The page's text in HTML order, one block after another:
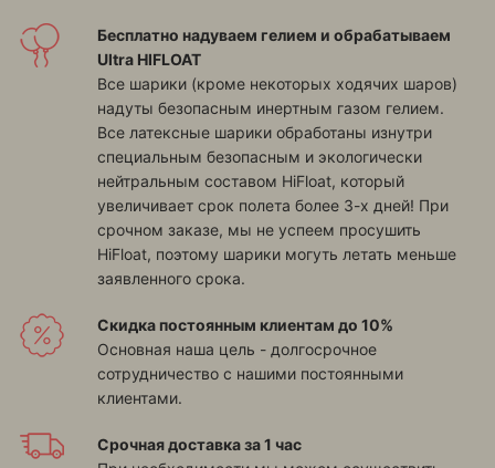
Бесплатно надуваем гелием и обрабатываем
Ultra HIFLOAT
Все шарики (кроме некоторых ходячих шаров)
надуты безопасным инертным газом гелием.
Все латексные шарики обработаны изнутри
специальным безопасным и экологически
нейтральным составом HiFloat, который
увеличивает срок полета более 3-х дней! При
срочном заказе, мы не успеем просушить
HiFloat, поэтому шарики могуть летать меньше
заявленного срока.
Скидка постоянным клиентам до 10%
Основная наша цель - долгосрочное
сотрудничество с нашими постоянными
клиентами.
Срочная доставка за 1 час